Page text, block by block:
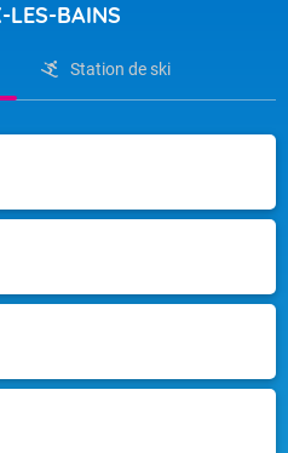
LES-BAINS
Station de ski